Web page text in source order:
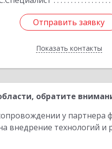
Отправить заявку
Показать контакты
Отправить заявку
Назад
обратите
у партнера
внедрение технологий